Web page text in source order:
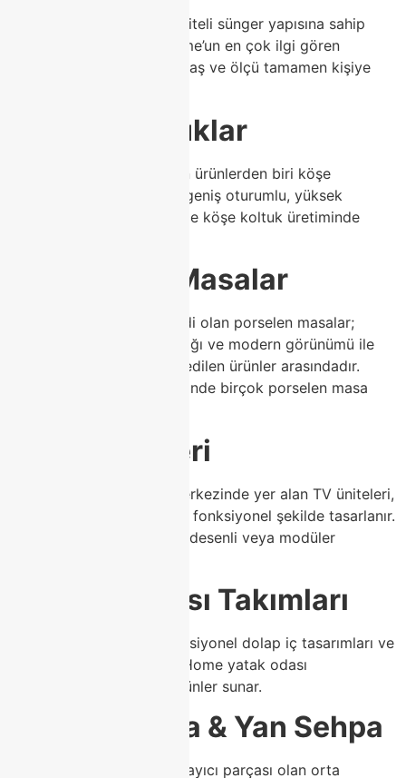
Modern, ergonomik ve kaliteli sünger yapısına sahip
koltuk takımları Class Home’un en çok ilgi gören
ürünlerindendir. Renk, kumaş ve ölçü tamamen kişiye
2. Köşe Koltuklar
Modoko’da en çok sorulan ürünlerden biri köşe
koltuklardır. Class Home, geniş oturumlu, yüksek
konforlu ve modern çizgide köşe koltuk üretiminde
3. Porselen Masalar
Son yılların en büyük trendi olan porselen masalar;
çizilmez yüzeyi, dayanıklılığı ve modern görünümü ile
Modoko’da en çok tercih edilen ürünler arasındadır.
Class Home kendi bünyesinde birçok porselen masa
4. TV Üniteleri
Salon dekorasyonunun merkezinde yer alan TV üniteleri,
Class Home’da modern ve fonksiyonel şekilde tasarlanır.
LED aydınlatmalı, mermer desenli veya modüler
5. Yatak Odası Takımları
Şık başlık tasarımları, fonksiyonel dolap iç tasarımları ve
modern çizgiler ile Class Home yatak odası
kategorisinde de güçlü ürünler sunar.
6. Orta Sehpa & Yan Sehpa
Modern salonların tamamlayıcı parçası olan orta